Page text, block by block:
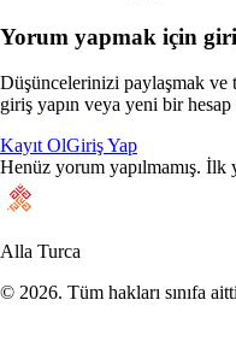
Yorum yapmak için
Düşüncelerinizi paylaşmak ve
giriş yapın veya yeni bir
Kayıt OlGiriş Yap
Henüz yorum yapılmamış. İlk
Alla Turca
© 2026. Tüm hakları sınıfa